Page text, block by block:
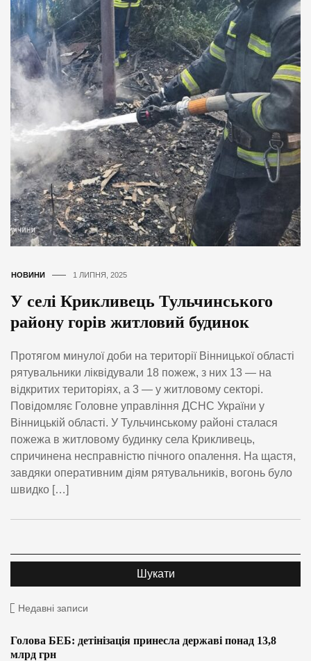
НОВИНИ 1 ЛИПНЯ, 2025
У селі Крикливець Тульчинського
району горів житловий будинок
Протягом минулої доби на території Вінницької області
рятувальники ліквідували 18 пожеж, з них 13 — на
відкритих територіях, а 3 — у житловому секторі.
Повідомляє Головне управління ДСНС України у
Вінницькій області. У Тульчинському районі сталася
пожежа в житловому будинку села Крикливець,
спричинена несправністю пічного опалення. На щастя,
завдяки оперативним діям рятувальників, вогонь було
швидко […]
Недавні записи
Голова БЕБ: детінізація принесла державі понад 13,8
млрд грн